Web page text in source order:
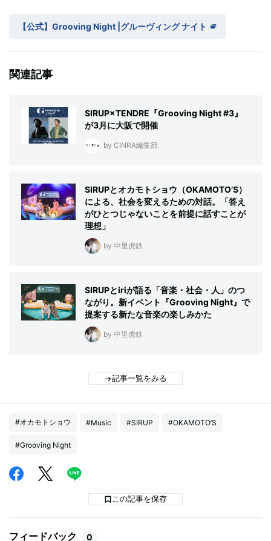
【公式】Grooving Night |グルーヴィング ナイト
関連記事
SIRUP×TENDRE『Grooving Night #3』
が3月に大阪で開催
by CINRA編集部
SIRUPとオカモトショウ（OKAMOTO’S）
による、社会を変えるための対話。「答え
がひとつじゃないことを前提に話すことが
理想」
by 中里虎鉄
SIRUPとiriが語る「音楽・社会・人」のつ
ながり。新イベント『Grooving Night』で
提案する新たな音楽の楽しみかた
by 中里虎鉄
記事一覧をみる
#オカモトショウ #Music #SIRUP #OKAMOTO’S
#Grooving Night
この記事を保存
フィードバック 0